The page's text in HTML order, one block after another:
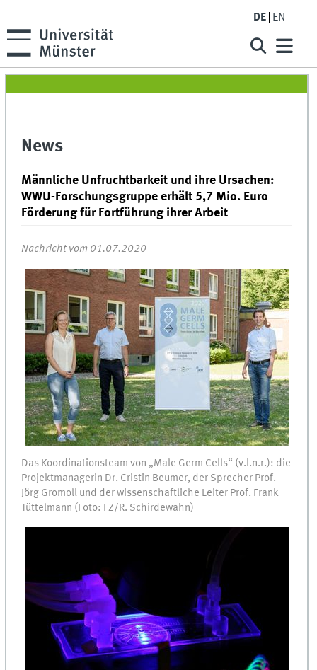
DE EN
News
Männliche Unfruchtbarkeit und ihre Ursachen:
WWU-Forschungsgruppe erhält 5,7 Mio. Euro
Förderung für Fortführung ihrer Arbeit
Nachricht vom 01.07.2020
Das Koordinationsteam von „Male Germ Cells“ (v.l.n.r.): die
Projektmanagerin Dr. Cristin Beumer, der Sprecher Prof.
Jörg Gromoll und der wissenschaftliche Leiter Prof. Frank
Tüttelmann (Foto: FZ/R. Schirdewahn)